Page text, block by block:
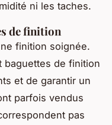
ni les taches.
de finition
finition soignée.
baguettes de finition
et de garantir un
parfois vendus
pas